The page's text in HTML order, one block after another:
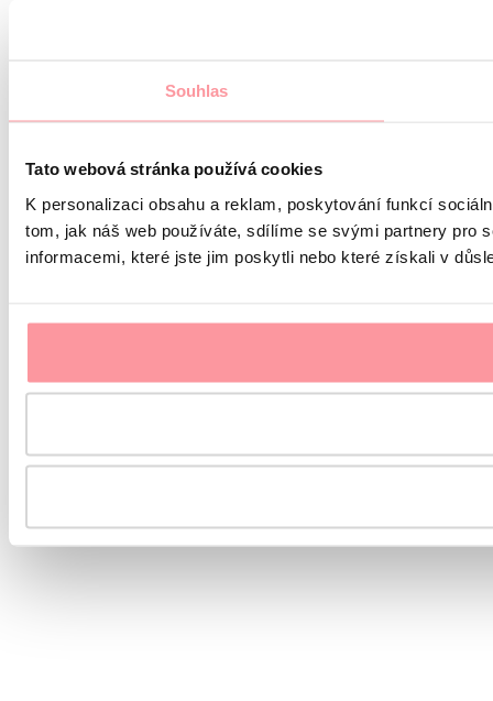
Souhlas
Tato webová stránka používá cookies
K personalizaci obsahu a reklam, poskytování funkcí
tom, jak náš web používáte, sdílíme se svými partnery pro
informacemi, které jste jim poskytli nebo které získali v